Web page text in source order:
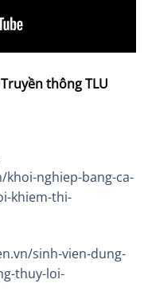
thông TLU
nghiep-bang-ca-
khiem-thi-
sinh-vien-dung-
thuy-loi-